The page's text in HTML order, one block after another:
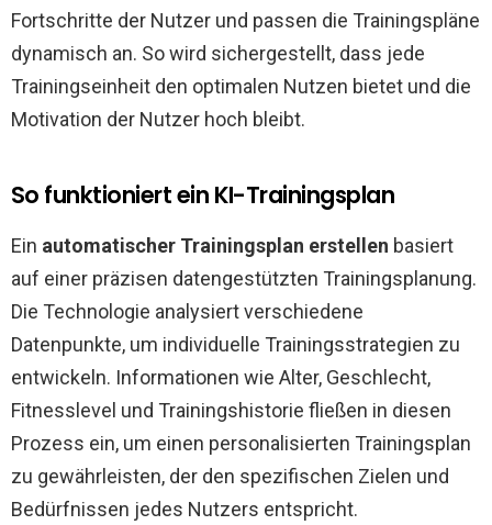
Fortschritte der Nutzer und passen die Trainingspläne
dynamisch an. So wird sichergestellt, dass jede
Trainingseinheit den optimalen Nutzen bietet und die
Motivation der Nutzer hoch bleibt.
So funktioniert ein KI-Trainingsplan
Ein automatischer Trainingsplan erstellen basiert
auf einer präzisen datengestützten Trainingsplanung.
Die Technologie analysiert verschiedene
Datenpunkte, um individuelle Trainingsstrategien zu
entwickeln. Informationen wie Alter, Geschlecht,
Fitnesslevel und Trainingshistorie fließen in diesen
Prozess ein, um einen personalisierten Trainingsplan
zu gewährleisten, der den spezifischen Zielen und
Bedürfnissen jedes Nutzers entspricht.